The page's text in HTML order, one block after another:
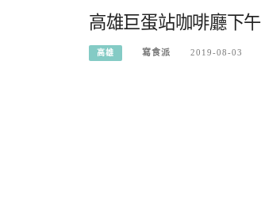
高雄巨蛋站咖啡廳下
高雄 寫食派 2019-08-03